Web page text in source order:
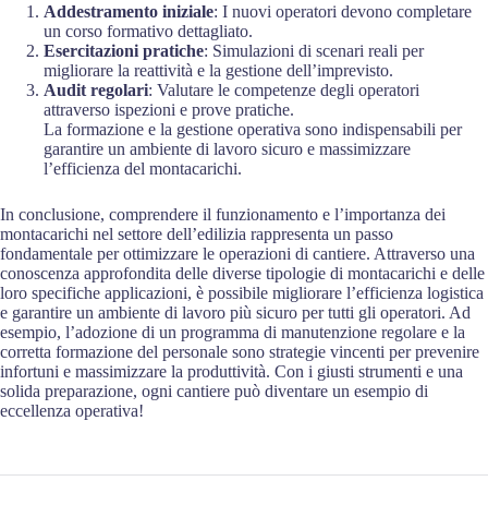
Addestramento iniziale: I nuovi operatori devono completare
un corso formativo dettagliato.
Esercitazioni pratiche: Simulazioni di scenari reali per
migliorare la reattività e la gestione dell’imprevisto.
Audit regolari: Valutare le competenze degli operatori
attraverso ispezioni e prove pratiche.
La formazione e la gestione operativa sono indispensabili per
garantire un ambiente di lavoro sicuro e massimizzare
l’efficienza del montacarichi.
In conclusione, comprendere il funzionamento e l’importanza dei
montacarichi nel settore dell’edilizia rappresenta un passo
fondamentale per ottimizzare le operazioni di cantiere. Attraverso una
conoscenza approfondita delle diverse tipologie di montacarichi e delle
loro specifiche applicazioni, è possibile migliorare l’efficienza logistica
e garantire un ambiente di lavoro più sicuro per tutti gli operatori. Ad
esempio, l’adozione di un programma di manutenzione regolare e la
corretta formazione del personale sono strategie vincenti per prevenire
infortuni e massimizzare la produttività. Con i giusti strumenti e una
solida preparazione, ogni cantiere può diventare un esempio di
eccellenza operativa!